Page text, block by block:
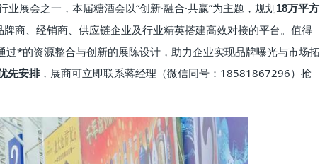
展会之一，本届糖酒会以“创新·融合·共赢”为主题，规划18万平方
牌商、经销商、供应链企业及行业精英搭建高效对接的平台。值得
*的资源整合与创新的展陈设计，助力企业实现品牌曝光与市场拓
先安排，展商可立即联系蒋经理（微信同号：18581867296）抢